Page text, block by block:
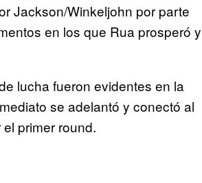
Jackson/Winkeljohn por parte
en los que Rua prosperó y
lucha fueron evidentes en la
se adelantó y conectó al
primer round.